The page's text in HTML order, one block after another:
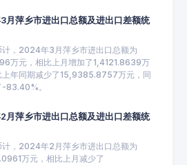
月萍乡市进出口总额及进出口差额统
计，2024年3月萍乡市进出口总额为
万元，相比上月增加了1,4121.8639万
上年同期减少了15,9385.8757万元，同
-83.40%。
月萍乡市进出口总额及进出口差额统
计，2024年2月萍乡市进出口总额为
万元，相比上月减少了